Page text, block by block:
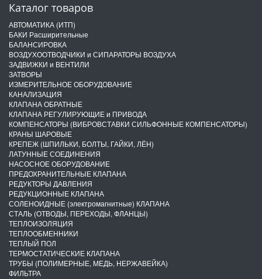
Каталог товаров
АВТОМАТИКА (ИТП)
БАКИ Расширительные
БАЛАНСИРОВКА
ВОЗДУХООТВОДЧИКИ и СИПАРАТОРЫ ВОЗДУХА
ЗАДВИЖКИ и ВЕНТИЛИ
ЗАТВОРЫ
ИЗМЕРИТЕЛЬНОЕ ОБОРУДОВАНИЕ
КАНАЛИЗАЦИЯ
КЛАПАНА ОБРАТНЫЕ
КЛАПАНА РЕГУЛИРУЮЩИЕ и ПРИВОДА
КОМПЕНСАТОРЫ (ВИБРОВСТАВКИ СИЛЬФОННЫЕ КОМПЕНСАТОРЫ)
КРАНЫ ШАРОВЫЕ
КРЕПЕЖ (ШПИЛЬКИ, БОЛТЫ, ГАЙКИ, ЛЁН)
ЛАТУННЫЕ СОЕДИНЕНИЯ
НАСОСНОЕ ОБОРУДОВАНИЕ
ПРЕДОХРАНИТЕЛЬНЫЕ КЛАПАНА
РЕДУКТОРЫ ДАВЛЕНИЯ
РЕДУКЦИОННЫЕ КЛАПАНА
СОЛЕНОИДНЫЕ (электромагнитные) КЛАПАНА
СТАЛЬ (ОТВОДЫ, ПЕРЕХОДЫ, ФЛАНЦЫ)
ТЕПЛОИЗОЛЯЦИЯ
ТЕПЛООБМЕННИКИ
ТЕПЛЫЙ ПОЛ
ТЕРМОСТАТИЧЕСКИЕ КЛАПАНА
ТРУБЫ (ПОЛИМЕРНЫЕ, МЕДЬ, НЕРЖАВЕЙКА)
ФИЛЬТРА